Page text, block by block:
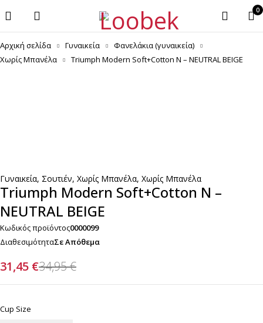
0
Αρχική σελίδα Γυναικεία
Φανελάκια (γυναικεία)
Χωρίς Μπανέλα
Triumph Modern Soft+Cotton N – NEUTRAL BEIGE
Γυναικεία, Σουτιέν, Χωρίς Μπανέλα, Χωρίς Μπανέλα
Triumph Modern Soft+Cotton N –
NEUTRAL BEIGE
Κωδικός προϊόντος0000099
ΔιαθεσιμότηταΣε Απόθεμα
34,95€
31,45 €
Cup Size